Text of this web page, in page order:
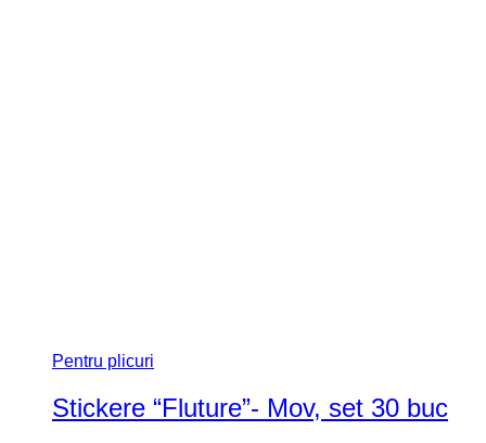
Pentru plicuri
Stickere “Fluture”- Mov, set 30 buc